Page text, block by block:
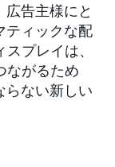
広告主様にと
ティックな配
プレイは、
ながるため
らない新しい